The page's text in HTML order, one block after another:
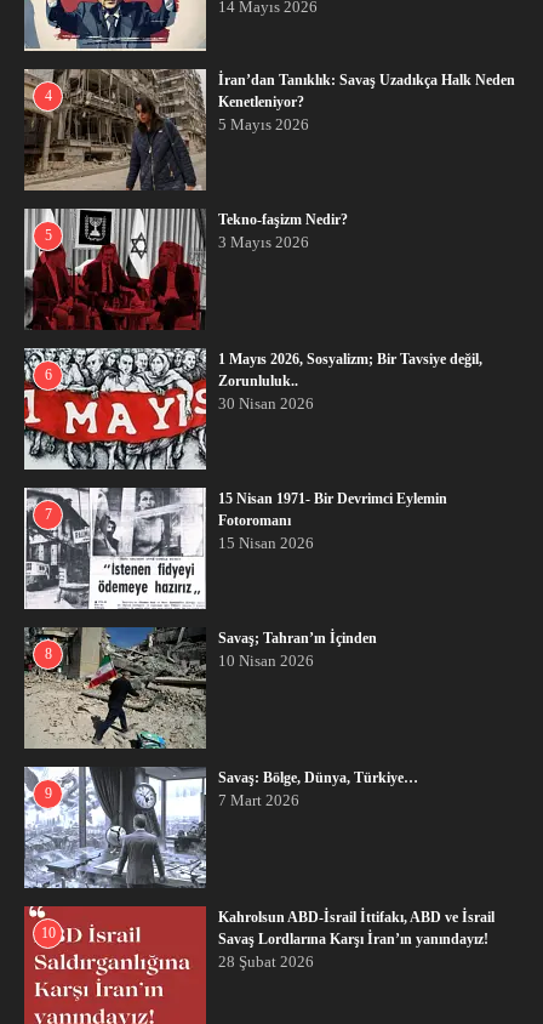
14 Mayıs 2026
4
İran’dan Tanıklık: Savaş Uzadıkça Halk Neden
Kenetleniyor?
5 Mayıs 2026
5
Tekno-faşizm Nedir?
3 Mayıs 2026
6
1 Mayıs 2026, Sosyalizm; Bir Tavsiye değil,
Zorunluluk..
30 Nisan 2026
7
15 Nisan 1971- Bir Devrimci Eylemin
Fotoromanı
15 Nisan 2026
8
Savaş; Tahran’ın İçinden
10 Nisan 2026
9
Savaş: Bölge, Dünya, Türkiye…
7 Mart 2026
10
Kahrolsun ABD-İsrail İttifakı, ABD ve İsrail
Savaş Lordlarına Karşı İran’ın yanındayız!
28 Şubat 2026